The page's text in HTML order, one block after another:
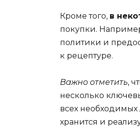
Кроме того, в
покупки.
политики и
к рецептуре.
Важно отметить,
несколько
всех
хранится и